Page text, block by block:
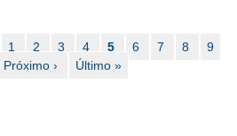
Page
1 Page
2 Page
3 Page
4
Página
atual
5 Page
6 Page
7 Page
8 Page
9
Próxima
Próximo ›
Última
Último »